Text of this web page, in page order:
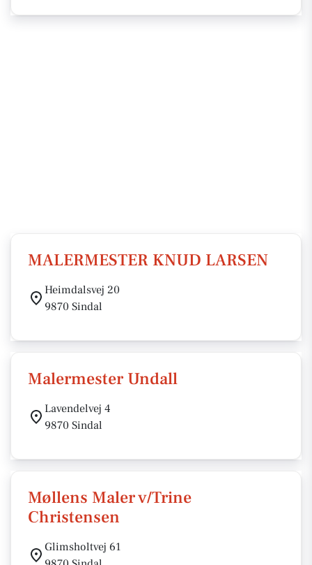
MALERMESTER KNUD LARSEN
Heimdalsvej 20
9870 Sindal
Malermester Undall
Lavendelvej 4
9870 Sindal
Møllens Maler v/Trine
Christensen
Glimsholtvej 61